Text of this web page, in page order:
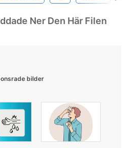
Ner Den Här Filen
bilder